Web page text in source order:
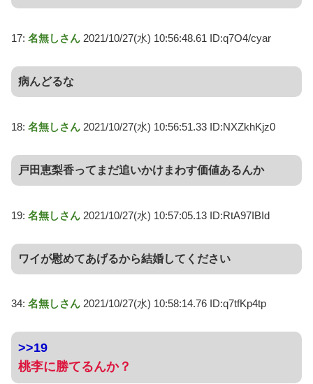
17: 名無しさん 2021/10/27(水) 10:56:48.61 ID:q7O4/cyar
病んどるな
18: 名無しさん 2021/10/27(水) 10:56:51.33 ID:NXZkhKjz0
戸田恵梨香ってまだ追いかけまわす価値あるんか
19: 名無しさん 2021/10/27(水) 10:57:05.13 ID:RtA97IBId
ワイが慰めてあげるから結婚してください
34: 名無しさん 2021/10/27(水) 10:58:14.76 ID:q7tfKp4tp
>>19
桃李に勝てるんか？